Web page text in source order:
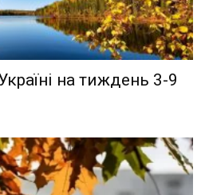
на тиждень 3-9